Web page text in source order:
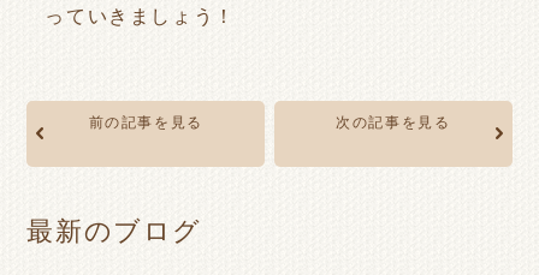
っていきましょう！
前の記事を見る 次の記事を見る
最新のブログ